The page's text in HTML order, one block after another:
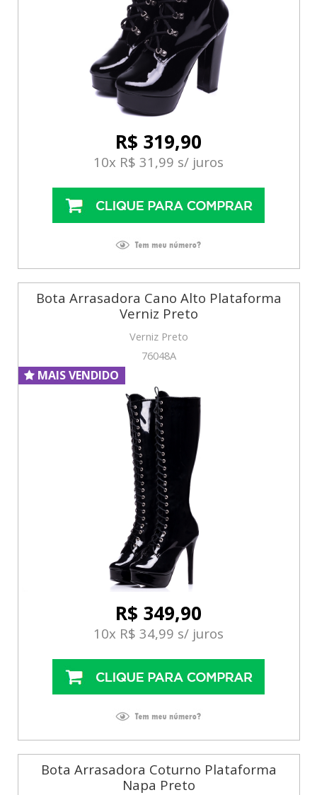
R$ 319,90
10x R$ 31,99 s/ juros
Bota Arrasadora Cano Alto Plataforma
Verniz Preto
Verniz Preto
76048A
MAIS VENDIDO
R$ 349,90
10x R$ 34,99 s/ juros
Bota Arrasadora Coturno Plataforma
Napa Preto